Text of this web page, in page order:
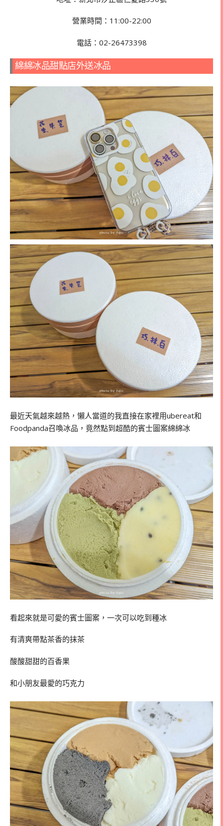
營業時間：11:00-22:00
電話：02-26473398
綿綿冰品甜點店外送冰品
最近天氣越來越熱，懶人當道的我直接在家裡用ubereat和
Foodpanda召喚冰品，竟然點到超酷的賓士圖案綿綿冰
看起來就是可愛的賓士圖案，一次可以吃到種冰
有清爽帶點茶香的抹茶
酸酸甜甜的百香果
和小朋友最愛的巧克力